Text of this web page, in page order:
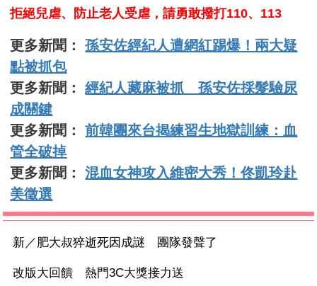
拒絕兒虐、防止老人受虐，請勇敢撥打110、113
更多新聞：孫安佐經紀人遭網紅踢爆！兩大疑
點被抓包
更多新聞：經紀人藏麻被抓 孫安佐採髮驗尿
成關鍵
更多新聞：前韓團來台揭練習生地獄訓練：血
管全破掉
更多新聞：混血女神攻入維密大秀！佟凱玲赴
美徵選
新／肥大叔猝逝死因成謎 團隊發聲了
改版大回饋 熱門3C大獎接力送